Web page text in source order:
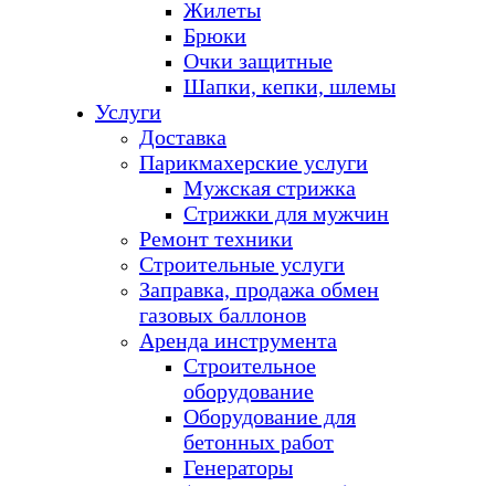
Жилеты
Брюки
Очки защитные
Шапки, кепки, шлемы
Услуги
Доставка
Парикмахерские услуги
Мужская стрижка
Стрижки для мужчин
Ремонт техники
Строительные услуги
Заправка, продажа обмен
газовых баллонов
Аренда инструмента
Строительное
оборудование
Оборудование для
бетонных работ
Генераторы